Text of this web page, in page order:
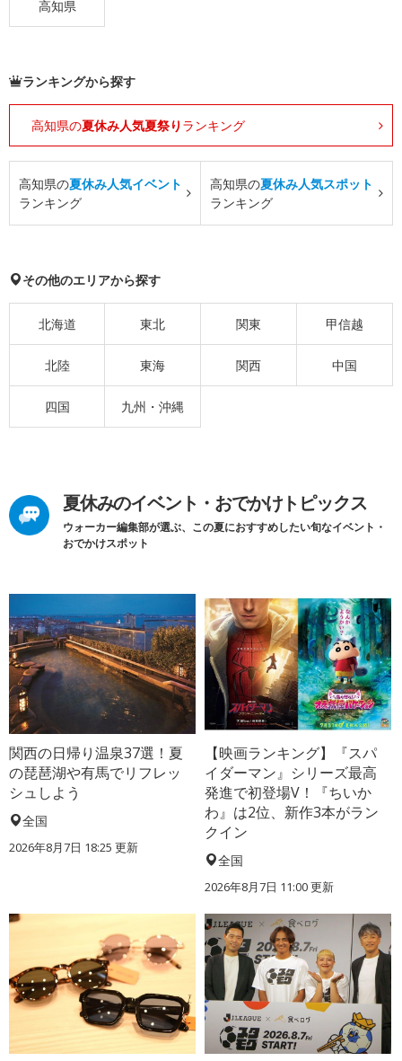
高知県
ランキングから探す
高知県の夏休み人気夏祭り ランキング
高知県の夏休み人気イベント
ランキング
高知県の夏休み人気スポット
ランキング
その他のエリアから探す
北海道 東北 関東 甲信越
北陸 東海 関西 中国
四国 九州・沖縄
夏休みのイベント・おでかけトピックス
ウォーカー編集部が選ぶ、この夏におすすめしたい旬なイベント・
おでかけスポット
関西の日帰り温泉37選！夏
の琵琶湖や有馬でリフレッ
シュしよう
全国
2026年8月7日 18:25 更新
【映画ランキング】『スパ
イダーマン』シリーズ最高
発進で初登場V！『ちいか
わ』は2位、新作3本がラン
クイン
全国
2026年8月7日 11:00更新